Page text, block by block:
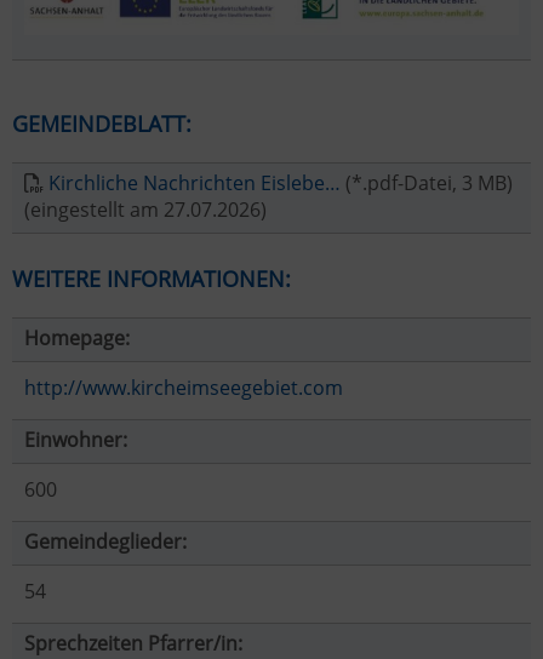
GEMEINDEBLATT:
Kirchliche Nachrichten Eislebe… (*.pdf-Datei, 3 MB)
(eingestellt am 27.07.2026)
WEITERE INFORMATIONEN:
Homepage:
http://www.kircheimseegebiet.com
Einwohner:
600
Gemeindeglieder:
54
Sprechzeiten Pfarrer/in: